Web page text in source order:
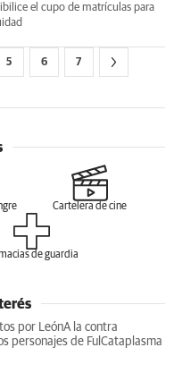
el cupo de matrículas para
5 6 7
Cartelera de cine
de guardia
por LeónA la contra
personajes de Ful Cataplasma